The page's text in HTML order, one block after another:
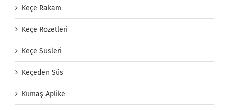
Keçe Rakam
Keçe Rozetleri
Keçe Süsleri
Keçeden Süs
Kumaş Aplike